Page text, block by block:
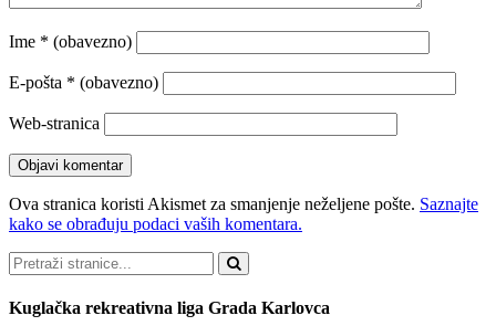
Ime * (obavezno)
E-pošta * (obavezno)
Web-stranica
Ova stranica koristi Akismet za smanjenje neželjene pošte. Saznajte
kako se obrađuju podaci vaših komentara.
Pretraži
Kuglačka rekreativna liga Grada Karlovca